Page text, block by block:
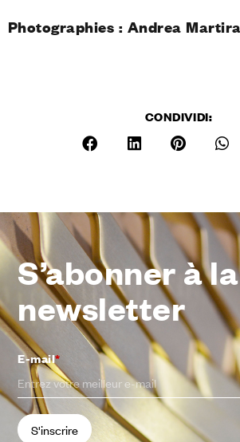
Photographies : Andrea
CONDIVIDI:
S’abonner à la
newsletter
E-mail*